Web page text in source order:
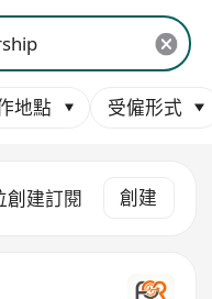
地點 受僱形式
創建訂閱 創建